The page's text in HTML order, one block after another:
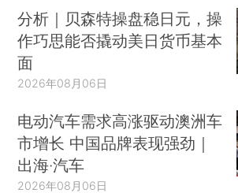
分析｜贝森特操盘稳日元，操
作巧思能否撬动美日货币基本
面
2026年08月06日
电动汽车需求高涨驱动澳洲车
市增长 中国品牌表现强劲｜
出海·汽车
2026年08月06日